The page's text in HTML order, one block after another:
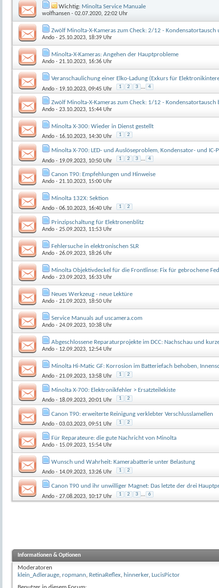
Wichtig: Minolta Service Manuale
wolfhansen - 02.07.2020, 22:02 Uhr
Zwölf Minolta-X-Kameras zum Check: 2/12 -
Ando - 25.10.2023, 18:39 Uhr
Minolta-X-Kameras: Angehen der Hauptprobleme
Ando - 21.10.2023, 16:36 Uhr
Veranschaulichung einer Elko-Ladung (Exkurs für
Ando - 19.10.2023, 09:45 Uhr 1 2 3 ... 4
Zwölf Minolta-X-Kameras zum Check: 1/12 - Kondensatortausch
Ando - 23.10.2023, 15:44 Uhr
Minolta X-300: Wieder in Dienst gestellt
Ando - 16.10.2023, 14:30 Uhr 1 2
Minolta X-700: LED- und Auslöseproblem, Kondensator- und IC-
Ando - 19.09.2023, 10:50 Uhr 1 2 3 ... 4
Canon T90: Empfehlungen und Hinweise
Ando - 21.10.2023, 15:00 Uhr
Minolta 132X: Sektion
Ando - 06.10.2023, 16:40 Uhr 1 2
Prinzipschaltung für Elektronenblitz
Ando - 25.09.2023, 11:53 Uhr
Fehlersuche in elektronischen SLR
Ando - 26.09.2023, 18:26 Uhr
Minolta Objektivdeckel für die Frontlinse: Fix für gebrochene
Ando - 23.09.2023, 16:33 Uhr
Neues Werkzeug - neue Lektüre
Ando - 21.09.2023, 18:50 Uhr
Service Manuals auf uscamera.com
Ando - 24.09.2023, 10:38 Uhr
Abgeschlossene Reparaturprojekte im DCC: Nachschau und
Ando - 12.09.2023, 12:54 Uhr
Minolta Hi-Matic GF: Korrosion im Batteriefach behoben,
Ando - 21.09.2023, 13:58 Uhr 1 2
Minolta X-700: Elektronikfehler > Ersatzteilekiste
Ando - 18.09.2023, 20:01 Uhr 1 2
Canon T90: erweiterte Reinigung verklebter Verschlusslamellen
Ando - 03.03.2023, 09:51 Uhr 1 2
Für Reparateure: die gute Nachricht von Minolta
Ando - 15.09.2023, 15:54 Uhr
Wunsch und Wahrheit: Kamerabatterie unter Belastung
Ando - 14.09.2023, 13:26 Uhr 1 2
Canon T90 und ihr unwilliger Magnet: Das letzte der drei
Ando - 27.08.2023, 10:17 Uhr 1 2 3 ... 6
Informationen & Optionen
Moderatoren
klein_Adlerauge, ropmann, RetinaReflex, hinnerker, LucisPictor